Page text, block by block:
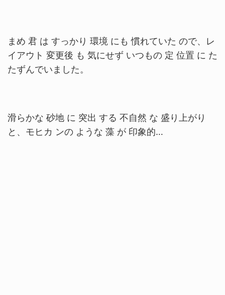
まめ 君 は すっかり 環境 にも 慣れていた ので、レ
イアウト 変更後 も 気にせず いつもの 定 位置 に た
たずんでいました。
滑らかな 砂地 に 突出 する 不自然 な 盛り上がり
と、モヒカ ンの ような 藻 が 印象的…